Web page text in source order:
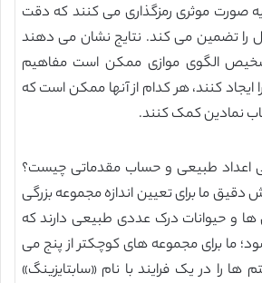
صورت موثری رمزگذاری می کنند که دقت
را تضمین می کند. نتایج نشان می دهند
الگوی موازی ممکن است مفاهیم
ایجاد کنند، هر کدام از آنها ممکن است که
نمادین کمک کنند.
اعداد طبیعی و حساب مقدماتی چیست؟
دقیق ما برای تعیین اندازه مجموعه بزرگی
ها و حیوانات درک عددی طبیعی دارند که
ما برای مجموعه های کوچکتر از پنج می
ها را در یک فرایند با نام «سابتایزینگ»